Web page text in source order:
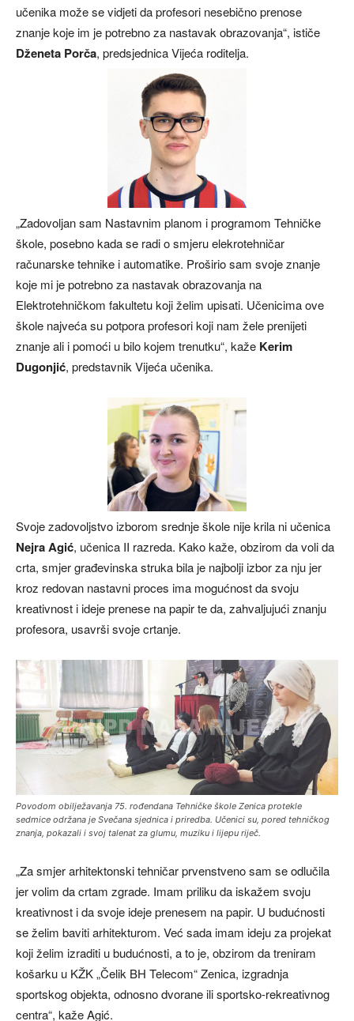
učenika može se vidjeti da profesori nesebično prenose
znanje koje im je potrebno za nastavak obrazovanja“, ističe
Dženeta Porča, predsjednica Vijeća roditelja.
„Zadovoljan sam Nastavnim planom i programom Tehničke
škole, posebno kada se radi o smjeru elekrotehničar
računarske tehnike i automatike. Proširio sam svoje znanje
koje mi je potrebno za nastavak obrazovanja na
Elektrotehničkom fakultetu koji želim upisati. Učenicima ove
škole najveća su potpora profesori koji nam žele prenijeti
znanje ali i pomoći u bilo kojem trenutku“, kaže Kerim
Dugonjić, predstavnik Vijeća učenika.
Svoje zadovoljstvo izborom srednje škole nije krila ni učenica
Nejra Agić, učenica II razreda. Kako kaže, obzirom da voli da
crta, smjer građevinska struka bila je najbolji izbor za nju jer
kroz redovan nastavni proces ima mogućnost da svoju
kreativnost i ideje prenese na papir te da, zahvaljujući znanju
profesora, usavrši svoje crtanje.
Povodom obilježavanja 75. rođendana Tehničke škole Zenica protekle
sedmice održana je Svečana sjednica i priredba. Učenici su, pored tehničkog
znanja, pokazali i svoj talenat za glumu, muziku i lijepu riječ.
„Za smjer arhitektonski tehničar prvenstveno sam se odlučila
jer volim da crtam zgrade. Imam priliku da iskažem svoju
kreativnost i da svoje ideje prenesem na papir. U budućnosti
se želim baviti arhitekturom. Već sada imam ideju za projekat
koji želim izraditi u budućnosti, a to je, obzirom da treniram
košarku u KŽK „Čelik BH Telecom“ Zenica, izgradnja
sportskog objekta, odnosno dvorane ili sportsko-rekreativnog
centra“, kaže Agić.